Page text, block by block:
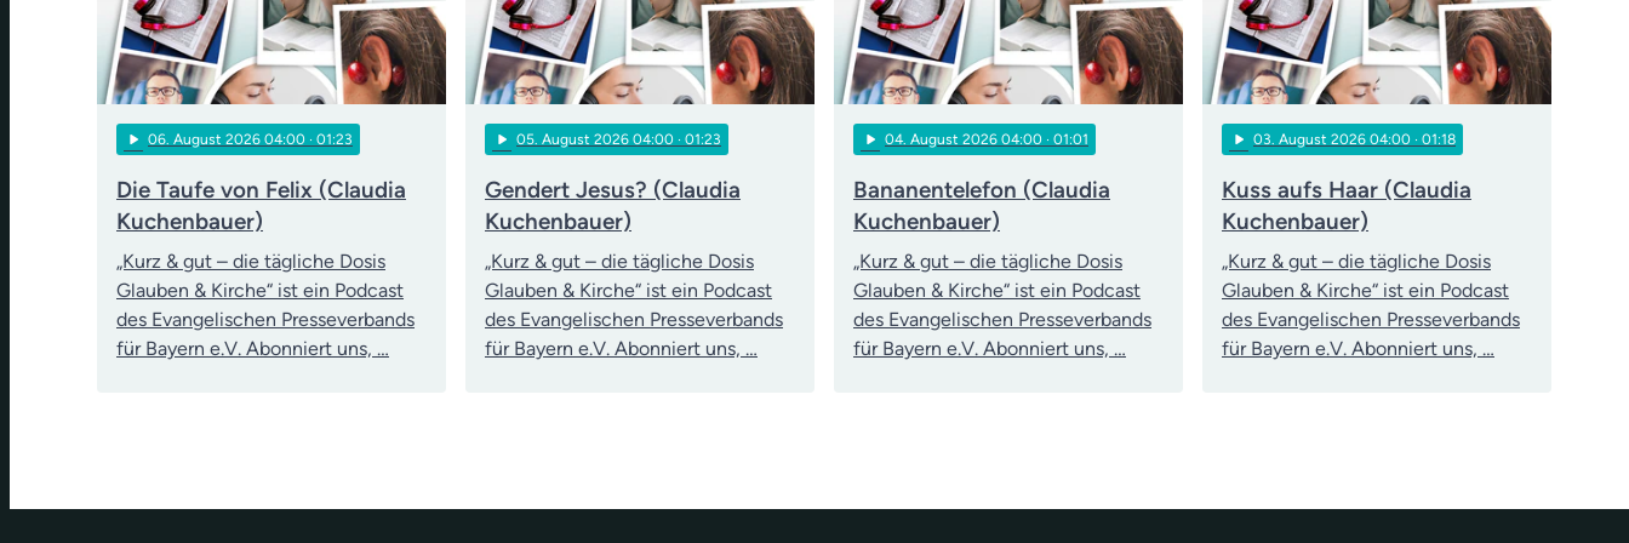
play_arrow 06 . August 2026 04:00 · 01:23
Die Taufe von Felix (Claudia
Kuchenbauer)
„Kurz & gut – die tägliche Dosis
Glauben & Kirche“ ist ein Podcast
des Evangelischen Presseverbands
für Bayern e.V. Abonniert uns, …
play_arrow 05 . August 2026 04:00 · 01:23
Gendert Jesus? (Claudia
Kuchenbauer)
„Kurz & gut – die tägliche Dosis
Glauben & Kirche“ ist ein Podcast
des Evangelischen Presseverbands
für Bayern e.V. Abonniert uns, …
play_arrow 04 . August 2026 04:00 · 01:01
Bananentelefon (Claudia
Kuchenbauer)
„Kurz & gut – die tägliche Dosis
Glauben & Kirche“ ist ein Podcast
des Evangelischen Presseverbands
für Bayern e.V. Abonniert uns, …
play_arrow 03 . August 2026 04:00 · 01:18
Kuss aufs Haar (Claudia
Kuchenbauer)
„Kurz & gut – die tägliche Dosis
Glauben & Kirche“ ist ein Podcast
des Evangelischen Presseverbands
für Bayern e.V. Abonniert uns, …